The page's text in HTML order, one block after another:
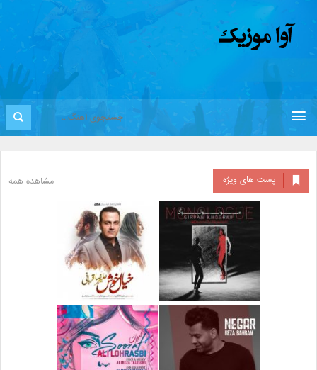
پست های ویژه مشاهده همه
دانلود آلبوم جدید سیروان
خسروی بنام مونولوگ
دانلود آهنگ جدید علیرضا
قربانی بنام خیال خوش